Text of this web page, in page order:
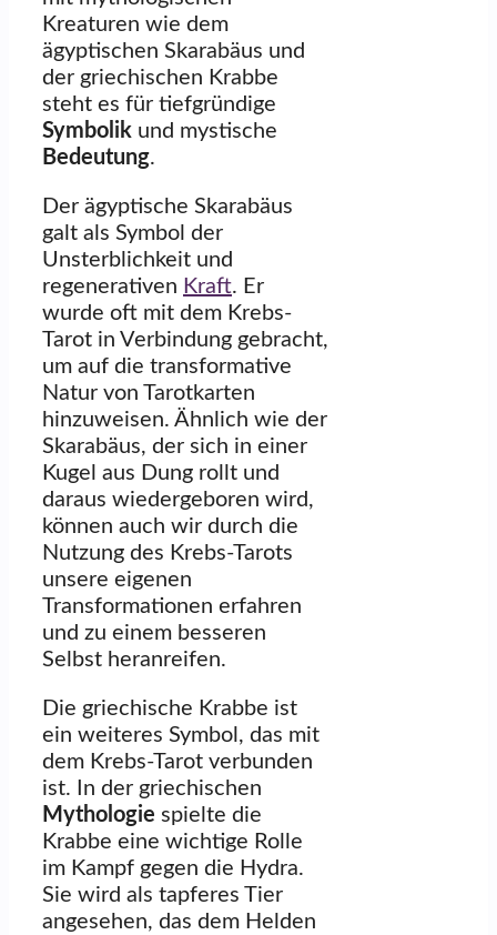
Kreaturen wie dem
ägyptischen Skarabäus und
der griechischen Krabbe
steht es für tiefgründige
Symbolik und mystische
Bedeutung.
Der ägyptische Skarabäus
galt als Symbol der
Unsterblichkeit und
regenerativen Kraft. Er
wurde oft mit dem Krebs-
Tarot in Verbindung gebracht,
um auf die transformative
Natur von Tarotkarten
hinzuweisen. Ähnlich wie der
Skarabäus, der sich in einer
Kugel aus Dung rollt und
daraus wiedergeboren wird,
können auch wir durch die
Nutzung des Krebs-Tarots
unsere eigenen
Transformationen erfahren
und zu einem besseren
Selbst heranreifen.
Die griechische Krabbe ist
ein weiteres Symbol, das mit
dem Krebs-Tarot verbunden
ist. In der griechischen
Mythologie spielte die
Krabbe eine wichtige Rolle
im Kampf gegen die Hydra.
Sie wird als tapferes Tier
angesehen, das dem Helden